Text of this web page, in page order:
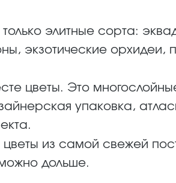
элитные сорта:
экзотические орхидеи,
цветы. Это
упаковка,
из самой свежей
дольше.